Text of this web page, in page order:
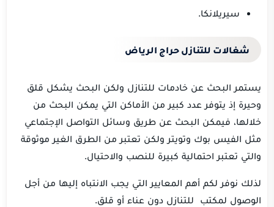
سيريلانكا.
شغالات للتنازل حراج الرياض
يستمر البحث عن خادمات للتنازل ولكن البحث يشكل قلق
وحيرة إذ يتوفر عدد كبير من الأماكن التي يمكن البحث من
خلالها، فيمكن البحث عن طريق وسائل التواصل الإجتماعي
مثل الفيس بوك وتويتر ولكن تعتبر من الطرق الغير موثوقة
والتي تعتبر احتمالية كبيرة للنصب والاحتيال.
لذلك نوفر لكم أهم المعايير التي يجب الانتباه إليها من أجل
الوصول لمكتب للتنازل دون عناء أو قلق.